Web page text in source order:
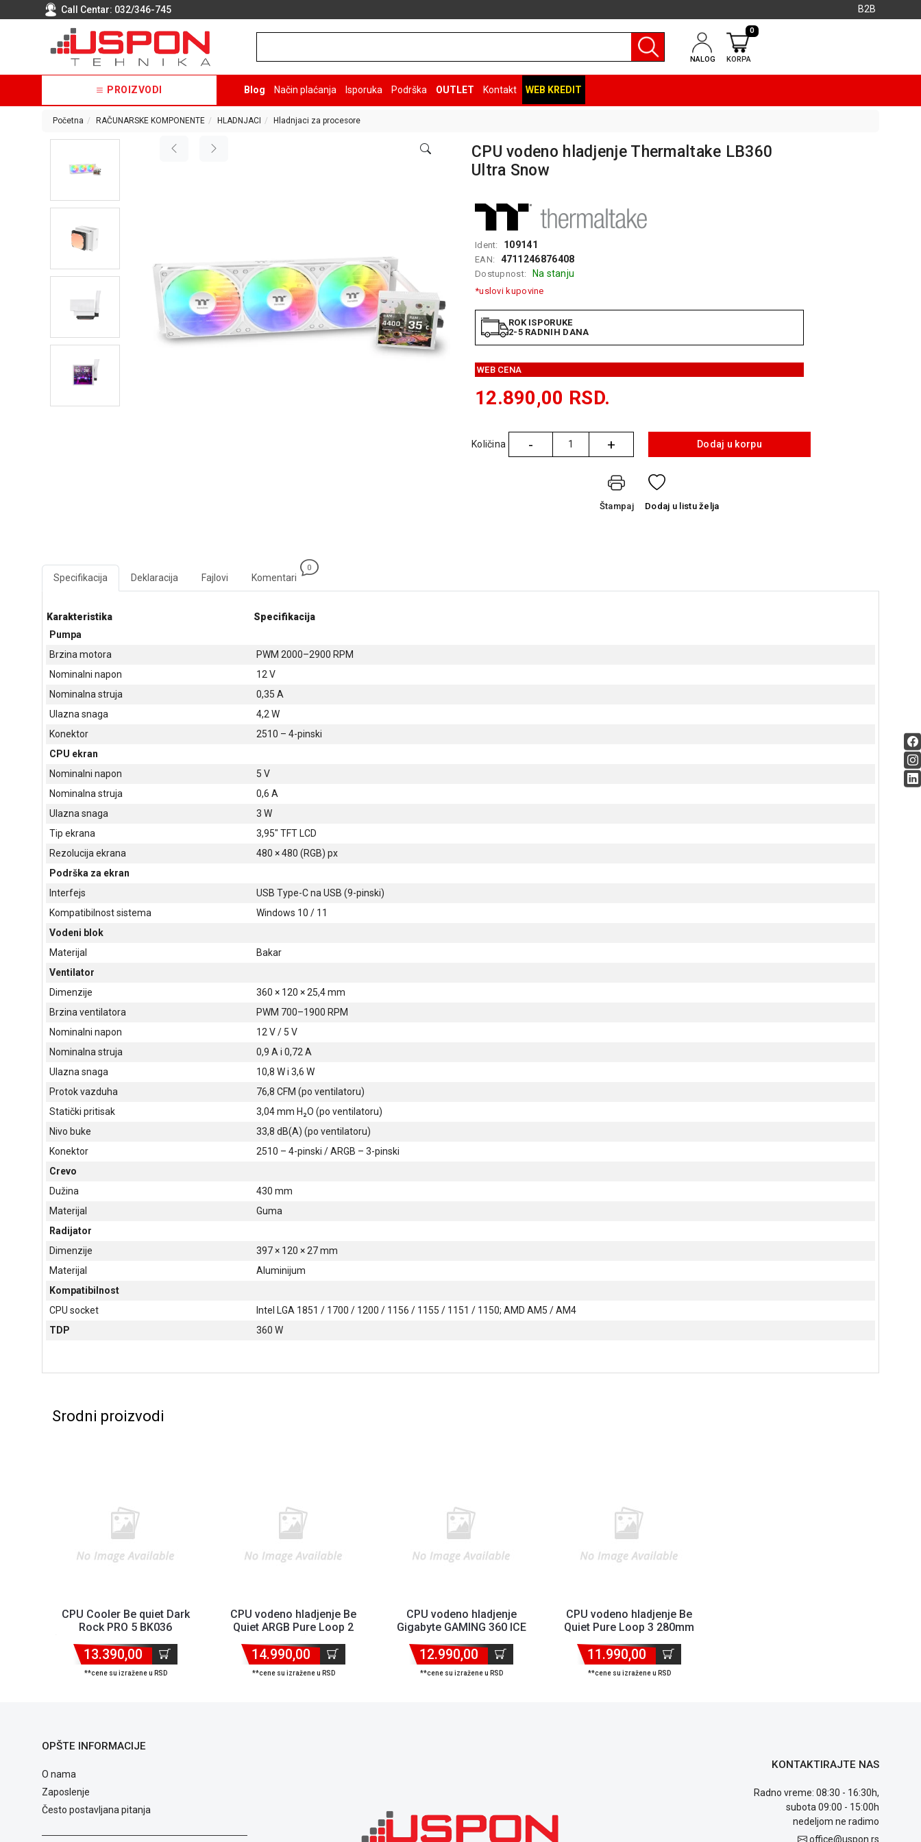
Call Centar: 032/346-745 B2B
NALOG KORPA
0
PROIZVODI Blog Način plaćanja Isporuka Podrška OUTLET Kontakt WEB KREDIT
Početna RAČUNARSKE KOMPONENTE HLADNJACI Hladnjaci za procesore
CPU vodeno hladjenje Thermaltake LB360
Ultra Snow
Ident: 109141
EAN: 4711246876408
Dostupnost: Na stanju
*uslovi kupovine
ROK ISPORUKE
2-5 RADNIH DANA
WEB CENA
12.890,00 RSD.
Količina - + Dodaj u korpu
Štampaj Dodaj u listu želja
Specifikacija Deklaracija Fajlovi Komentari
0
Karakteristika
Specifikacija
Pumpa
Brzina motora
PWM 2000–2900 RPM
Nominalni napon
12 V
Nominalna struja
0,35 A
Ulazna snaga
4,2 W
Konektor
2510 – 4-pinski
CPU ekran
Nominalni napon
5 V
Nominalna struja
0,6 A
Ulazna snaga
3 W
Tip ekrana
3,95" TFT LCD
Rezolucija ekrana
480 × 480 (RGB) px
Podrška za ekran
Interfejs
USB Type-C na USB (9-pinski)
Kompatibilnost sistema
Windows 10 / 11
Vodeni blok
Materijal
Bakar
Ventilator
Dimenzije
360 × 120 × 25,4 mm
Brzina ventilatora
PWM 700–1900 RPM
Nominalni napon
12 V / 5 V
Nominalna struja
0,9 A i 0,72 A
Ulazna snaga
10,8 W i 3,6 W
Protok vazduha
76,8 CFM (po ventilatoru)
Statički pritisak
3,04 mm H₂O (po ventilatoru)
Nivo buke
33,8 dB(A) (po ventilatoru)
Konektor
2510 – 4-pinski / ARGB – 3-pinski
Crevo
Dužina
430 mm
Materijal
Guma
Radijator
Dimenzije
397 × 120 × 27 mm
Materijal
Aluminijum
Kompatibilnost
CPU socket
Intel LGA 1851 / 1700 / 1200 / 1156 / 1155 / 1151 / 1150; AMD AM5 / AM4
TDP
360 W
Srodni proizvodi
CPU Cooler Be quiet Dark
Rock PRO 5 BK036
13.390,00
**cene su izražene u RSD
CPU vodeno hladjenje Be
Quiet ARGB Pure Loop 2
14.990,00
**cene su izražene u RSD
CPU vodeno hladjenje
Gigabyte GAMING 360 ICE
12.990,00
**cene su izražene u RSD
CPU vodeno hladjenje Be
Quiet Pure Loop 3 280mm
11.990,00
**cene su izražene u RSD
OPŠTE INFORMACIJE
O nama
Zaposlenje
Često postavljana pitanja
KONTAKTIRAJTE NAS
Radno vreme: 08:30 - 16:30h,
subota 09:00 - 15:00h
nedeljom ne radimo
office@uspon.rs